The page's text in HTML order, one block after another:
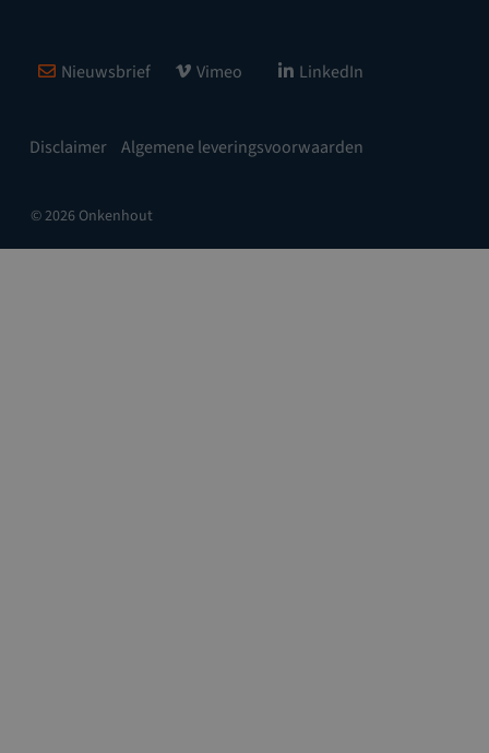
Disclaimer Algemene leveringsvoorwaarden
Nieuwsbrief Vimeo LinkedIn
© 2026 Onkenhout